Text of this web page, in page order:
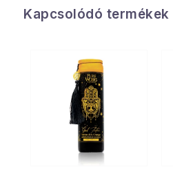
Kapcsolódó termékek